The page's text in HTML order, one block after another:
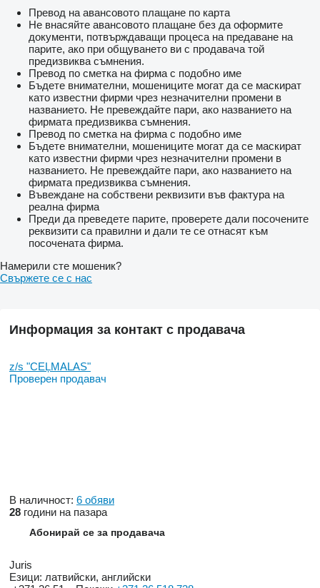
Превод на авансовото плащане по карта
Не внасяйте авансовото плащане без да оформите
документи, потвърждаващи процеса на предаване на
парите, ако при общуването ви с продавача той
предизвиква съмнения.
Превод по сметка на фирма с подобно име
Бъдете внимателни, мошениците могат да се маскират
като известни фирми чрез незначителни промени в
названието. Не превеждайте пари, ако названието на
фирмата предизвиква съмнения.
Превод по сметка на фирма с подобно име
Бъдете внимателни, мошениците могат да се маскират
като известни фирми чрез незначителни промени в
названието. Не превеждайте пари, ако названието на
фирмата предизвиква съмнения.
Въвеждане на собствени реквизити във фактура на
реална фирма
Преди да преведете парите, проверете дали посочените
реквизити са правилни и дали те се отнасят към
посочената фирма.
Намерили сте мошеник?
Свържете се с нас
Информация за контакт с продавача
z/s "CEĻMALAS"
Проверен продавач
В наличност: 6 обяви
28 години на пазара
Абонирай се за продавача
Juris
Езици: латвийски, английски